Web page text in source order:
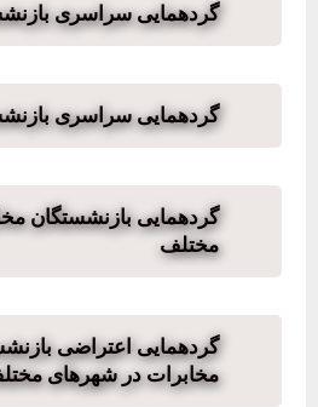
گردهمایی سراسری
گردهمایی سراسری
گردهمایی بازنشستگان
مختلف
گردهمایی اعتراضی
مخابرات در شهرهای